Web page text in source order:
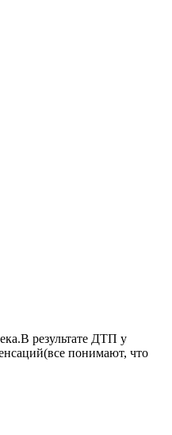
результате ДТП у
понимают, что